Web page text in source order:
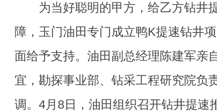
为当好聪明的甲方，给乙方钻井
障，玉门油田专门成立鸭K提速钻井
面给予支持。油田副总经理陈建军亲
宜，勘探事业部、钻采工程研究院负
调。4月8日，油田组织召开钻井提速